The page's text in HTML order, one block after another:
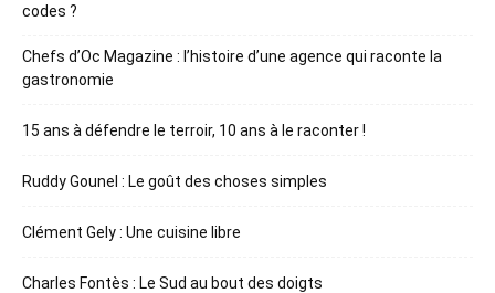
codes ?
Chefs d’Oc Magazine : l’histoire d’une agence qui raconte la
gastronomie
15 ans à défendre le terroir, 10 ans à le raconter !
Ruddy Gounel : Le goût des choses simples
Clément Gely : Une cuisine libre
Charles Fontès : Le Sud au bout des doigts